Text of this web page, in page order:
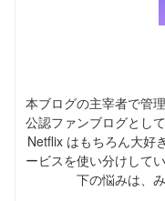
本ブログの主宰者で管
公認ファンブログとし
Netflix はもちろん大好
ービスを使い分けして
下の悩みは、